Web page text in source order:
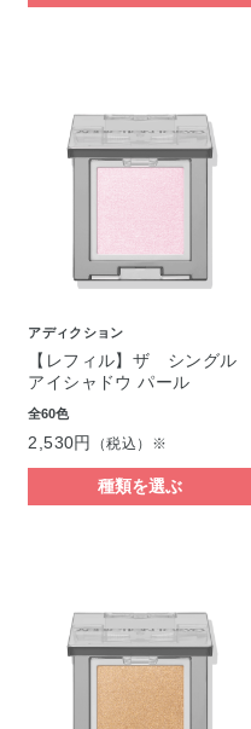
アディクション
【レフィル】ザ シングル
アイシャドウ パール
全60色
2,530円 （税込）※
種類を選ぶ